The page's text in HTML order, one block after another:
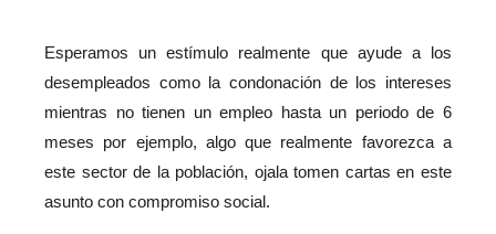
Esperamos un estímulo realmente que ayude a los
desempleados como la condonación de los intereses
mientras no tienen un empleo hasta un periodo de 6
meses por ejemplo, algo que realmente favorezca a
este sector de la población, ojala tomen cartas en este
asunto con compromiso social.